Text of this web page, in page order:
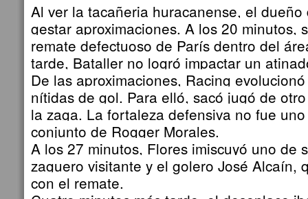
Al ver la tacañeria huracanense, el
gestar aproximaciones. A los 20 minutos,
remate defectuoso de París dentro del
tarde, Bataller no logró impactar un
De las aproximaciones, Racing
nítidas de gol. Para elló, sacó jugó de
la zaga. La fortaleza defensiva no fue
conjunto de Rogger Morales.
A los 27 minutos, Flores imiscuyó uno de
zaguero visitante y el golero José Alcaín,
con el remate.